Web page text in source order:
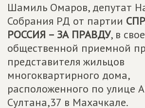
Шамиль Омаров, депутат
Собрания РД от партии
РОССИЯ – ЗА ПРАВДУ, в
общественной приемной
представителя жильцов
многоквартирного дома,
расположенного по улице
Султана,37 в Махачкале.